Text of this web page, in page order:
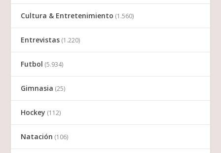
Cultura & Entretenimiento (1.560)
Entrevistas (1.220)
Futbol (5.934)
Gimnasia (25)
Hockey (112)
Natación (106)